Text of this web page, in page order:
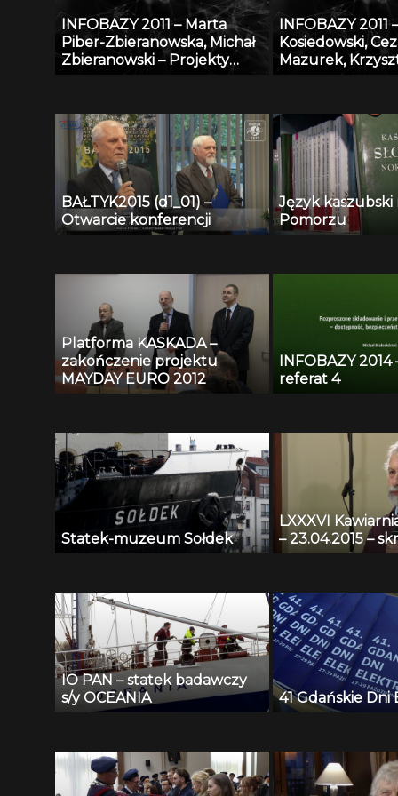
danych AGRO
bibliograficzno-
z
INFOBAZY 2011 – Marta
Piber-Zbieranowska, Michał
Zbieranowski – Projekty
przy użyciu systemu GIS:
Mazowsze i woj. kaliskie do
końca XVI w.
INFOBAZY 2011
Kosiedowski,
Mazurek,
Węglarz,
– Raportowanie
regionalnego
o bazę
przypadków
BAŁTYK2015 (d1_01) –
Otwarcie konferencji
Język kaszubski
Pomorzu
Platforma KASKADA –
zakończenie projektu
MAYDAY EURO 2012
INFOBAZY 2014
referat 4
Statek-muzeum Sołdek
LXXXVI
– 23.04.2015 –
IO PAN – statek badawczy
s/y OCEANIA
41 Gdańskie